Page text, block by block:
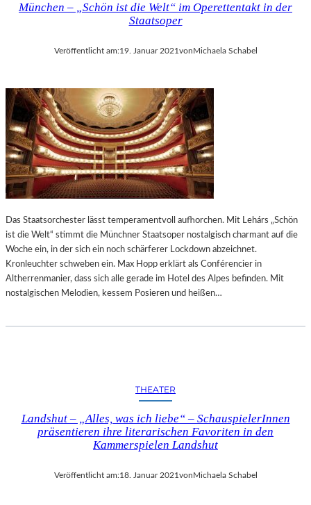
München – „Schön ist die Welt“ im Operettentakt in der
Staatsoper
Veröffentlicht am:19. Januar 2021 von Michaela Schabel
Das Staatsorchester lässt temperamentvoll aufhorchen. Mit Lehárs „Schön
ist die Welt“ stimmt die Münchner Staatsoper nostalgisch charmant auf die
Woche ein, in der sich ein noch schärferer Lockdown abzeichnet.
Kronleuchter schweben ein. Max Hopp erklärt als Conférencier in
Altherrenmanier, dass sich alle gerade im Hotel des Alpes befinden. Mit
nostalgischen Melodien, kessem Posieren und heißen…
THEATER
Landshut – „Alles, was ich liebe“ – SchauspielerInnen
präsentieren ihre literarischen Favoriten in den
Kammerspielen Landshut
Veröffentlicht am:18. Januar 2021vonMichaela Schabel